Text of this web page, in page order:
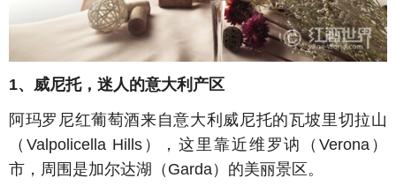
1、威尼托，迷人的意大利产区
阿玛罗尼红葡萄酒来自意大利威尼托的瓦坡里切拉山
（Valpolicella Hills），这里靠近维罗讷（Verona）
市，周围是加尔达湖（Garda）的美丽景区。